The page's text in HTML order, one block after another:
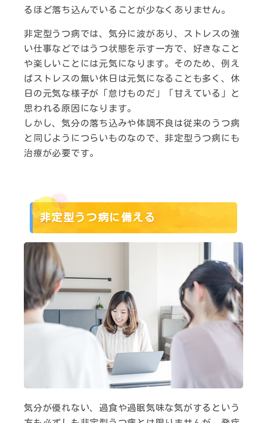
るほど落ち込んでいることが少なくありません。
非定型うつ病では、気分に波があり、ストレスの強
い仕事などではうつ状態を示す一方で、好きなこと
や楽しいことには元気になります。そのため、例え
ばストレスの無い休日は元気になることも多く、休
日の元気な様子が「怠けものだ」「甘えている」と
思われる原因になります。
しかし、気分の落ち込みや体調不良は従来のうつ病
と同じようにつらいものなので、非定型うつ病にも
治療が必要です。
非定型うつ病に備える
気分が優れない、過食や過眠気味な気がするという